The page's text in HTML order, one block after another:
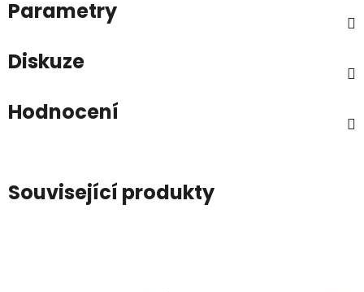
Parametry
Diskuze
Hodnocení
Související produkty